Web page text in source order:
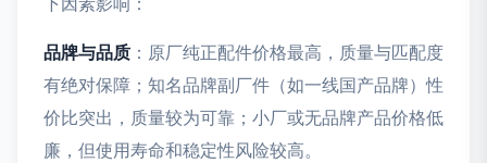
品牌与品质 ：原厂纯正配件价格最高，质量与匹配度
有绝对保障；知名品牌副厂件（如一线国产品牌）性
价比突出，质量较为可靠；小厂或无品牌产品价格低
廉，但使用寿命和稳定性风险较高。